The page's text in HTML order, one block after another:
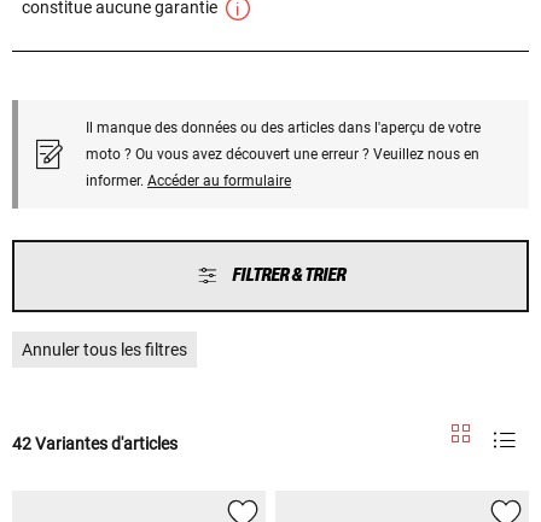
constitue aucune garantie
Il manque des données ou des articles dans l'aperçu de votre
moto ? Ou vous avez découvert une erreur ? Veuillez nous en
informer. Accéder au formulaire
FILTRER & TRIER
Annuler tous les filtres
42 Variantes d'articles